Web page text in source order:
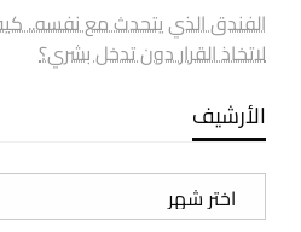
الفندق الذي يتحدث مع نفسه..
لاتخاذ القرار دون تدخل بشري؟
الأرشيف
الأرشيف